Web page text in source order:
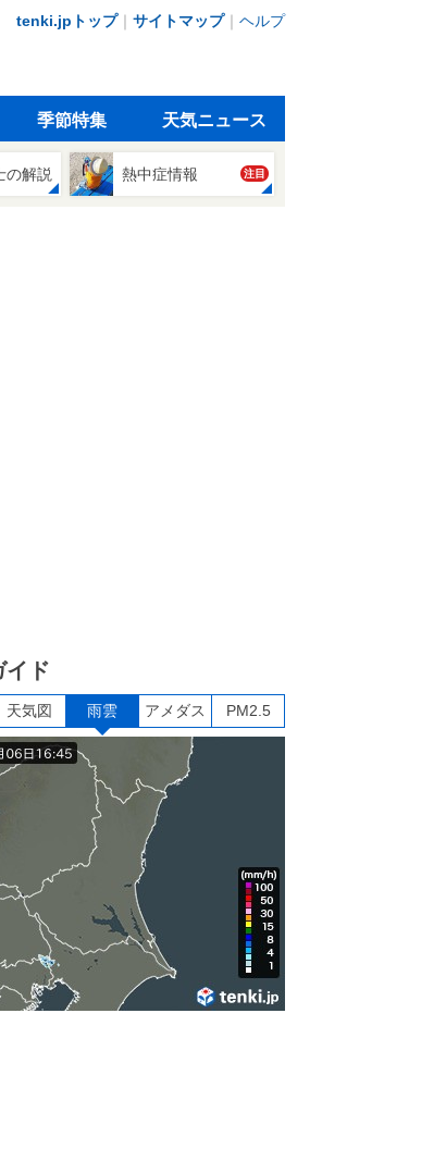
tenki.jpトップ｜ サイトマップ｜ ヘルプ
季節特集 天気ニュース
の解説 熱中症情報 注目
イド
天気図 雨雲 アメダス PM2.5